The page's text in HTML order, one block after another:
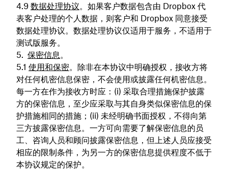
数据处理协议。如果客户数据包含由 Dropbox 代
表客户处理的个人数据，则客户和 Dropbox 同意接受
数据处理协议。数据处理协议仅适用于服务，不适用于
测试版服务。
保密信息。
使用和保密。除非在本协议中明确授权，接收方将
对任何机密信息保密，不会使用或披露任何机密信息。
每一方在作为接收方时应：(i) 采取合理措施保护披露
方的保密信息，至少应采取与其自身类似保密信息的保
护措施相同的措施；(ii) 未经明确书面授权，不得向第
三方披露保密信息。一方可向需要了解保密信息的员
工、咨询人员和顾问披露保密信息，但上述人员应接受
相应的限制条件，为另一方的保密信息提供程度不低于
本协议规定的保护。